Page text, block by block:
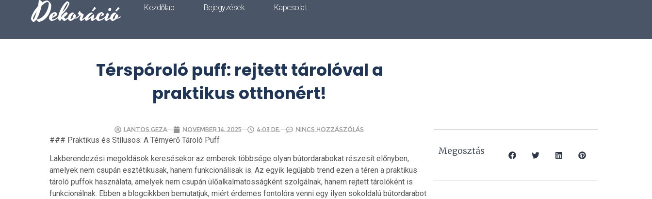
Dekoráció Kezdőlap Bejegyzések Kapcsolat
Térspóroló puff: rejtett tárolóval a
praktikus otthonért!
Lantos Geza november 14, 2025 4:03 de. Nincs hozzászólás
### Praktikus és Stílusos: A Térnyerő Tároló Puff
Lakberendezési megoldások keresésekor az emberek többsége olyan bútordarabokat részesít előnyben,
amelyek nem csupán esztétikusak, hanem funkcionálisak is. Az egyik legújabb trend ezen a téren a praktikus
tároló puffok használata, amelyek nem csupán ülőalkalmatosságként szolgálnak, hanem rejtett tárolóként is
funkcionálnak. Ebben a blogcikkben bemutatjuk, miért érdemes fontolóra venni egy ilyen sokoldalú bútordarabot
Megosztás